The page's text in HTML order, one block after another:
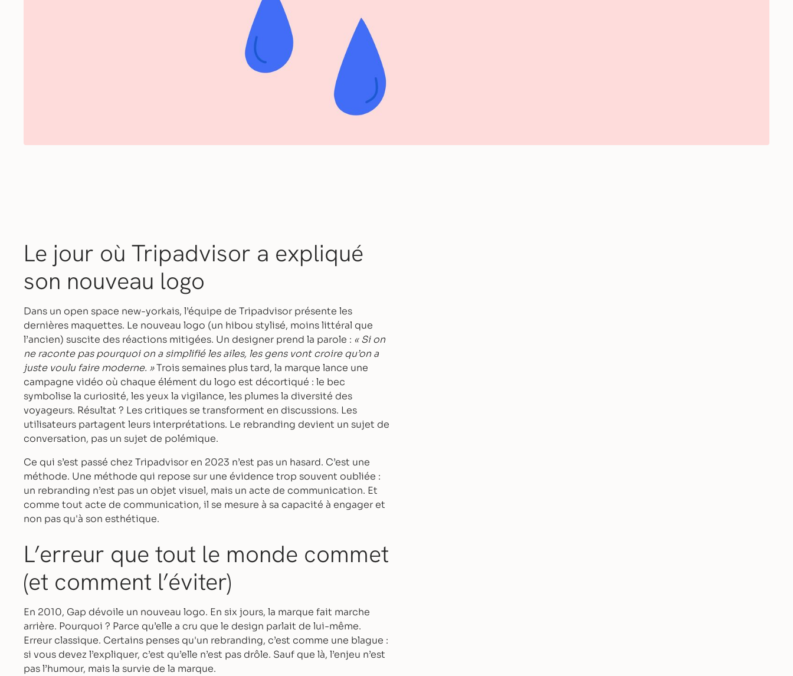
Le jour où Tripadvisor a expliqué
son nouveau logo
Dans un open space new-yorkais, l’équipe de Tripadvisor présente les
dernières maquettes. Le nouveau logo (un hibou stylisé, moins littéral que
l’ancien) suscite des réactions mitigées. Un designer prend la parole : « Si on
ne raconte pas pourquoi on a simplifié les ailes, les gens vont croire qu’on a
juste voulu faire moderne. »Trois semaines plus tard, la marque lance une
campagne vidéo où chaque élément du logo est décortiqué : le bec
symbolise la curiosité, les yeux la vigilance, les plumes la diversité des
voyageurs. Résultat ? Les critiques se transforment en discussions. Les
utilisateurs partagent leurs interprétations. Le rebranding devient un sujet de
conversation, pas un sujet de polémique.
Ce qui s’est passé chez Tripadvisor en 2023 n’est pas un hasard. C’est une
méthode. Une méthode qui repose sur une évidence trop souvent oubliée :
un rebranding n’est pas un objet visuel, mais un acte de communication. Et
comme tout acte de communication, il se mesure à sa capacité à engager et
non pas qu'à son esthétique.
L’erreur que tout le monde commet
(et comment l’éviter)
En 2010, Gap dévoile un nouveau logo. En six jours, la marque fait marche
arrière. Pourquoi ? Parce qu’elle a cru que le design parlait de lui-même.
Erreur classique. Certains penses qu'un rebranding, c’est comme une blague :
si vous devez l’expliquer, c’est qu’elle n’est pas drôle. Sauf que là, l’enjeu n’est
pas l’humour, mais la survie de la marque.